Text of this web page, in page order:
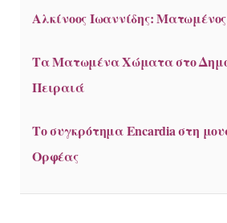
Αλκίνοος Ιωαννίδης:
Τα Ματωμένα Χώματα στο
Πειραιά
Το συγκρότημα Encardia στη
Ορφέας